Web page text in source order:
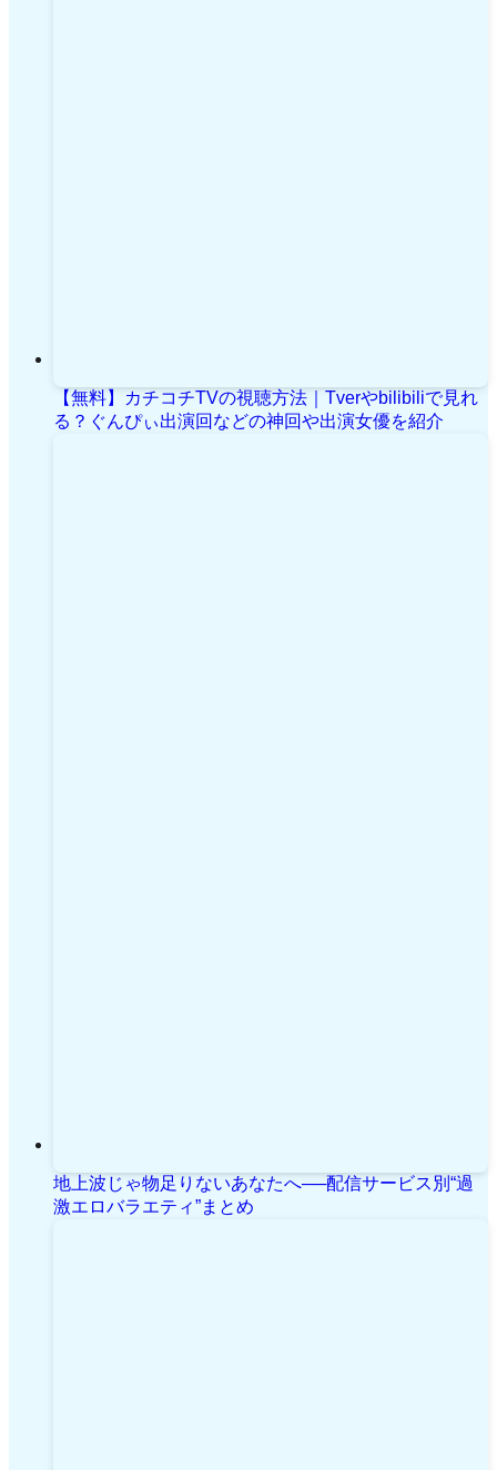
【無料】カチコチTVの視聴方法｜Tverやbilibiliで見れ
る？ぐんぴぃ出演回などの神回や出演女優を紹介
地上波じゃ物足りないあなたへ──配信サービス別“過
激エロバラエティ”まとめ